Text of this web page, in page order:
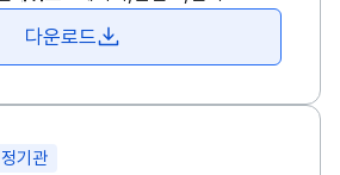
다운로드
기관